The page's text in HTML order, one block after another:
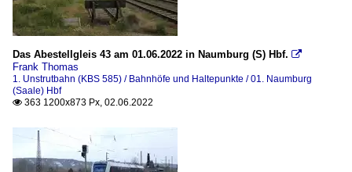
Das Abestellgleis 43 am 01.06.2022 in Naumburg (S) Hbf. 
Frank Thomas
1. Unstrutbahn (KBS 585) / Bahnhöfe und Haltepunkte / 01. Naumburg
(Saale) Hbf
 363 1200x873 Px, 02.06.2022